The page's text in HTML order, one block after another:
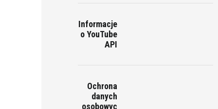
Informacje
o YouTube
API
Ochrona
danych
osobowyc